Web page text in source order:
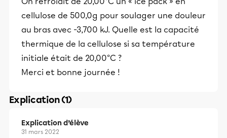
cellulose de 500,0g pour soulager une douleur
au bras avec -3,700 kJ. Quelle est la capacité
thermique de la cellulose si sa température
initiale était de 20,00°C ?
Merci et bonne journée !
Explication (1)
Explication d’élève
31 mars 2022